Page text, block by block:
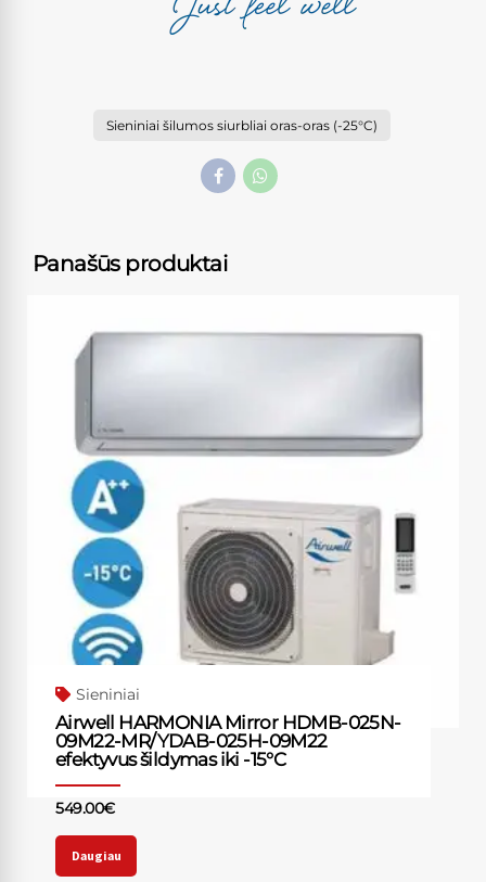
Sieniniai šilumos siurbliai oras-oras (-25°C)
Panašūs produktai
Sieniniai
Airwell HARMONIA Mirror HDMB-025N-
09M22-MR/YDAB-025H-09M22
efektyvus šildymas iki -15°C
549.00€
Daugiau